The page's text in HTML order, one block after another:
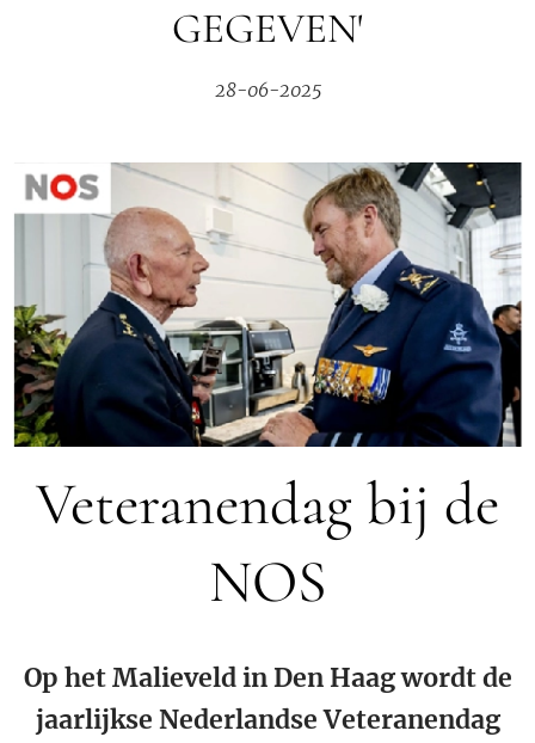
GEGEVEN'
28-06-2025
Veteranendag bij de
NOS
Op het Malieveld in Den Haag wordt de
jaarlijkse Nederlandse Veteranendag